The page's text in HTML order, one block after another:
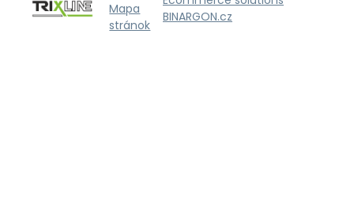
Mapa
stránok
BINARGON.cz